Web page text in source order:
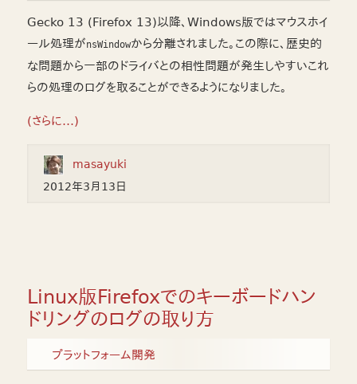
Gecko 13 (Firefox 13)以降、Windows版ではマウスホイ
ール処理がnsWindowから分離されました。この際に、歴史的
な問題から一部のドライバとの相性問題が発生しやすいこれ
らの処理のログを取ることができるようになりました。
(さらに…)
masayuki
2012年3月13日
Linux版Firefoxでのキーボードハン
ドリングのログの取り方
プラットフォーム開発